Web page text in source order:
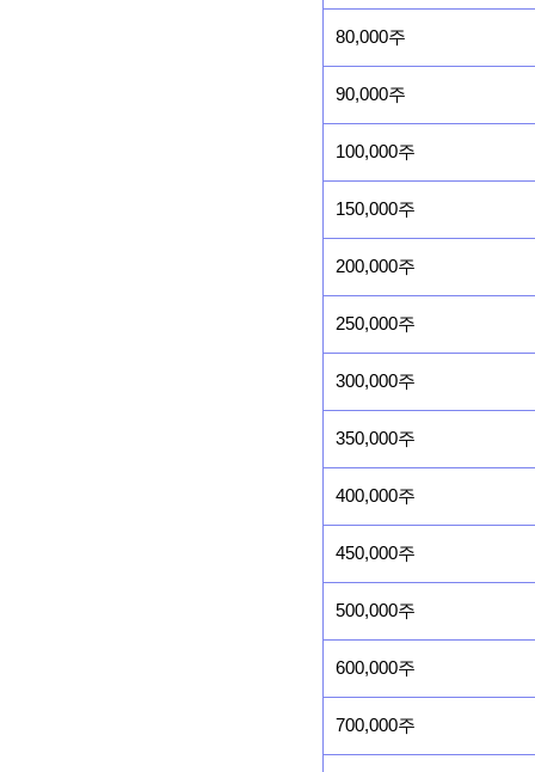
80,000주
90,000주
100,000주
150,000주
200,000주
250,000주
300,000주
350,000주
400,000주
450,000주
500,000주
600,000주
700,000주